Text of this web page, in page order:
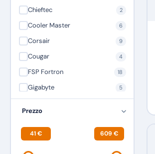
Chieftec 2
Cooler Master 6
Corsair 9
Cougar 4
FSP Fortron 18
Gigabyte 5
TECNOWARE
Zippy
Prezzo
41 € 609 €